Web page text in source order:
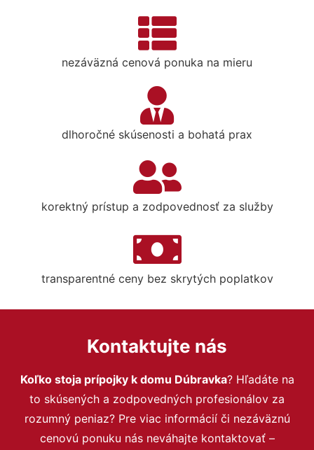
nezáväzná cenová ponuka na mieru
dlhoročné skúsenosti a bohatá prax
korektný prístup a zodpovednosť za služby
transparentné ceny bez skrytých poplatkov
Kontaktujte nás
Koľko stoja prípojky k domu Dúbravka? Hľadáte na
to skúsených a zodpovedných profesionálov za
rozumný peniaz? Pre viac informácií či nezáväznú
cenovú ponuku nás neváhajte kontaktovať –